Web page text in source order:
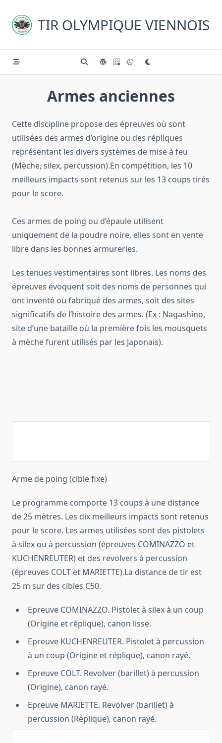
content
TIR OLYMPIQUE VIENNOIS
Armes anciennes
Cette discipline propose des épreuves où sont
utilisées des armes d’origine ou des répliques
représentant les divers systèmes de mise à feu
(Mèche, silex, percussion).En compétition, les 10
meilleurs impacts sont retenus sur les 13 coups tirés
pour le score.
Ces armes de poing ou d’épaule utilisent
uniquement de la poudre noire, elles sont en vente
libre dans les bonnes armureries.
Les tenues vestimentaires sont libres. Les noms des
épreuves évoquent soit des noms de personnes qui
ont inventé ou fabriqué des armes, soit des sites
significatifs de l’histoire des armes. (Ex : Nagashino,
site d’une bataille où la première fois les mousquets
à mèche furent utilisés par les Japonais).
Arme de poing (cible fixe)
Le programme comporte 13 coups à une distance
de 25 mètres. Les dix meilleurs impacts sont retenus
pour le score. Les armes utilisées sont des pistolets
à silex ou à percussion (épreuves COMINAZZO et
KUCHENREUTER) et des revolvers à percussion
(épreuves COLT et MARIETTE).La distance de tir est
25 m sur des cibles C50.
Epreuve COMINAZZO. Pistolet à silex à un coup
(Origine et réplique), canon lisse.
Epreuve KUCHENREUTER. Pistolet à percussion
à un coup (Origine et réplique), canon rayé.
Epreuve COLT. Revolver (barillet) à percussion
(Origine), canon rayé.
Epreuve MARIETTE. Revolver (barillet) à
percussion (Réplique), canon rayé.